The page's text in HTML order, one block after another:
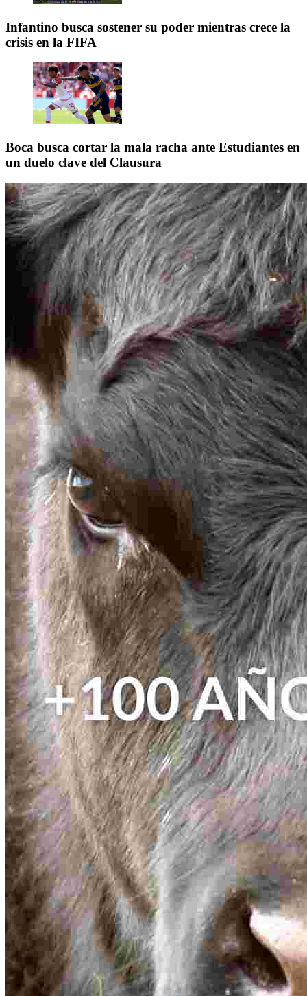
Infantino busca sostener su poder mientras crece la
crisis en la FIFA
Boca busca cortar la mala racha ante Estudiantes en
un duelo clave del Clausura